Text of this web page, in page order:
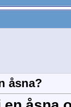
åsna?